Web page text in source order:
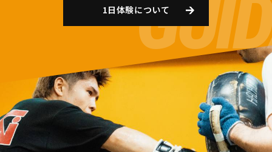
1日体験について